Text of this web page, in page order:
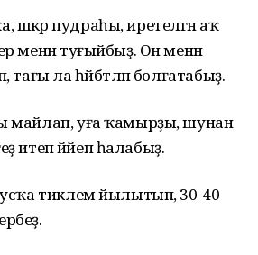
шәкәр пудраһы, иретелгән аҡ
менән туғыйбыҙ. Он менән
ла һәйбәтләп болғатабыҙ.
майлап, уға ҡамырҙы, шунан
итеп йәйеп һалабыҙ.
тиклем йылытып, 30-40